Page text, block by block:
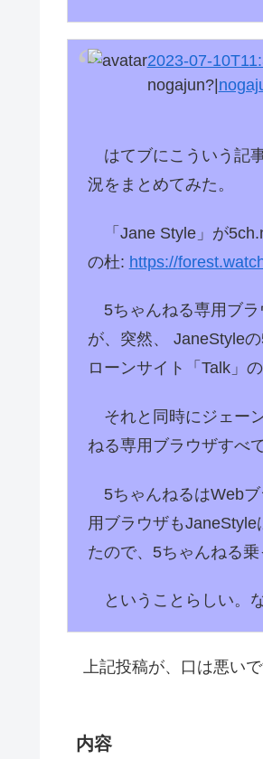
2023-07-
nogajun?|
はてブにこういう記
況をまとめてみた。
「Jane Style」が
の杜: https://
5ちゃんねる専用ブ
が、突然、 JaneStyle
ローンサイト「Talk」
それと同時にジェー
ねる専用ブラウザすべ
5ちゃんねるはWeb
用ブラウザも
たので、5ちゃんねる
ということらしい。
上記投稿が、口は悪い
内容